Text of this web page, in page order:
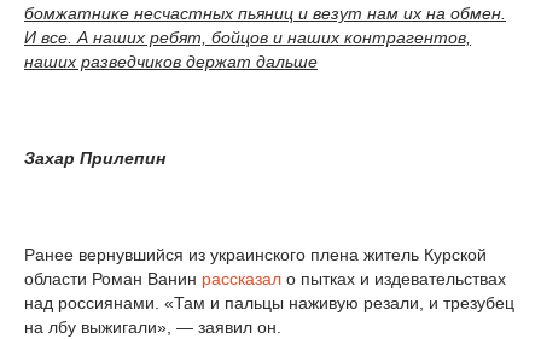
бомжатнике несчастных пьяниц и везут нам их на обмен.
И все. А наших ребят, бойцов и наших контрагентов,
наших разведчиков держат дальше
Захар Прилепин
Ранее вернувшийся из украинского плена житель Курской
области Роман Ванин рассказал о пытках и издевательствах
над россиянами. «Там и пальцы наживую резали, и трезубец
на лбу выжигали», — заявил он.